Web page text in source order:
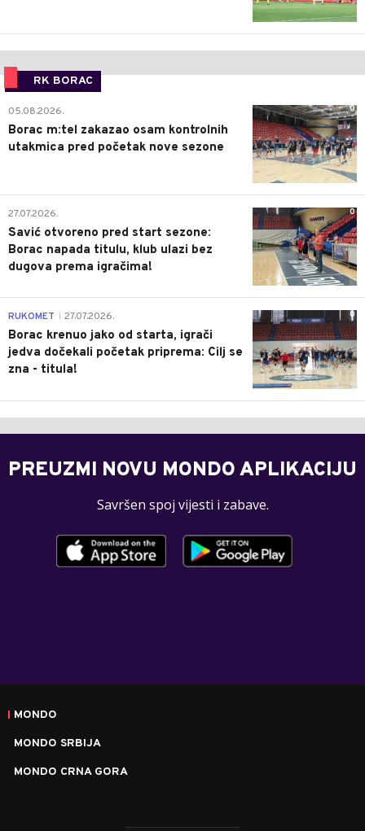
RK BORAC
0
05.08.2026.
Borac m:tel zakazao osam kontrolnih
utakmica pred početak nove sezone
0
27.07.2026.
Savić otvoreno pred start sezone:
Borac napada titulu, klub ulazi bez
dugova prema igračima!
0
RUKOMET 27.07.2026.
Borac krenuo jako od starta, igrači
jedva dočekali početak priprema: Cilj se
zna - titula!
PREUZMI NOVU MONDO APLIKACIJU
Savršen spoj vijesti i zabave.
MONDO
MONDO SRBIJA
MONDO CRNA GORA